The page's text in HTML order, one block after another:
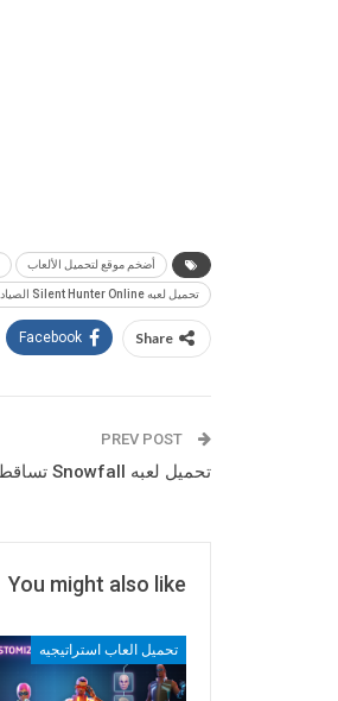
أضخم موقع لتحميل الألعاب
تحميل لعبه Silent Hunter Online الصياد الصامت
Share
Facebook
تحميل لعبه Snowfall تساقط الثلوج
You might also like
تحميل العاب استراتيجيه